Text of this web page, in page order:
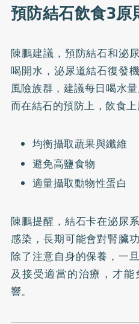
預防結石飲食3原
陳鵬建議，預防結石和泌
喝開水，泌尿道結石復發
風險族群，建議每日喝水
而在結石的預防上，飲食上
均衡攝取蔬果與纖維
避免高鹽食物
適量攝取動物性蛋白
陳鵬提醒，結石卡在泌尿
感染，長期可能會對腎臟
除了注意自身的保養，一
及接受適當的治療，才
響。